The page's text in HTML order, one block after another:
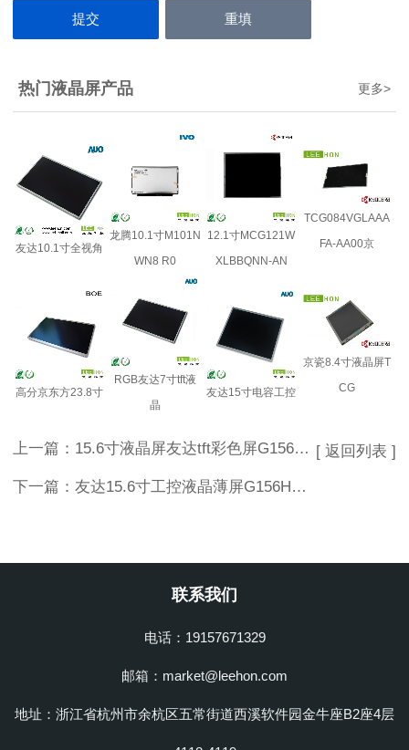
更多>
热门液晶屏产品
友达10.1寸全视角
龙腾10.1寸M101N
WN8 R0
12.1寸MCG121W
XLBBQNN-AN
TCG084VGLAAA
FA-AA00京
高分京东方23.8寸
RGB友达7寸tft液
晶
友达15寸电容工控
京瓷8.4寸液晶屏T
CG
上一篇： 15.6寸液晶屏友达tft彩色屏G156XW01 V4
下一篇： 友达15.6寸工控液晶薄屏G156HAN03.0
[ 返回列表 ]
联系我们
电话：19157671329
邮箱：market@leehon.com
地址：浙江省杭州市余杭区五常街道西溪软件园金牛座B2座4层